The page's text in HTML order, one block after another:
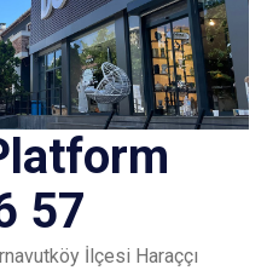
57
İlçesi Haraççı